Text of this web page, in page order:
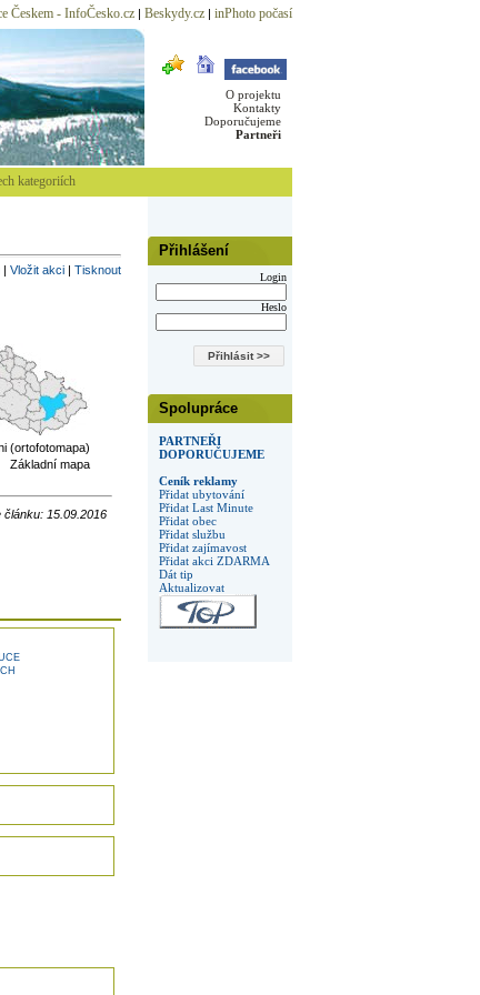
Českem - InfoČesko.cz| Beskydy.cz| inPhoto počasí
O projektu
Kontakty
Doporučujeme
Partneři
kategoriích
Přihlášení
Login
Heslo
Spolupráce
PARTNEŘI
DOPORUČUJEME
Ceník reklamy
Přidat ubytování
Přidat Last Minute
Přidat obec
Přidat službu
Přidat zajímavost
Přidat akci ZDARMA
Dát tip
Aktualizovat
| Vložit akci| Tisknout
(ortofotomapa)
Základní mapa
15.09.2016